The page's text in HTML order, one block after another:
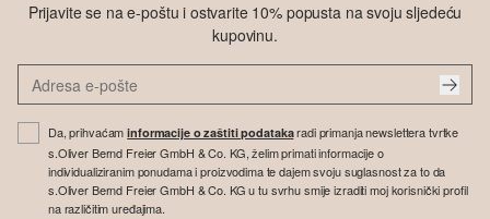
Prijavite se na e-poštu i ostvarite 10% popusta na svoju sljedeću
kupovinu.
Da, prihvaćaminformacije o zaštiti podatakaradi primanja newslettera tvrtke
s.Oliver Bernd Freier GmbH & Co. KG, želim primati informacije o
individualiziranim ponudama i proizvodima te dajem svoju suglasnost za to da
s.Oliver Bernd Freier GmbH & Co. KG u tu svrhu smije izraditi moj korisnički profil
na različitim uređajima.